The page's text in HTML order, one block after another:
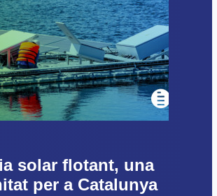
solar flotant, una
per a Catalunya